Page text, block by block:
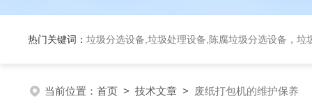
热门关键词： 垃圾分选设备,垃圾处理设备,陈腐垃圾分选设备，垃
当前位置： 首页 > 技术文章 > 废纸打包机的维护保养